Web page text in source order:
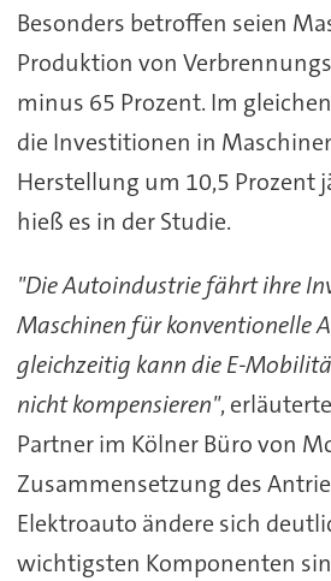
Besonders betroffen seien
Produktion von
minus 65 Prozent. Im
die Investitionen in
Herstellung um 10,5 Prozent
hieß es in der Studie.
"Die Autoindustrie fährt ihre
Maschinen für konventionelle
gleichzeitig kann die E-
nicht kompensieren",
Partner im Kölner Büro von
Zusammensetzung des
Elektroauto ändere sich
wichtigsten Komponenten